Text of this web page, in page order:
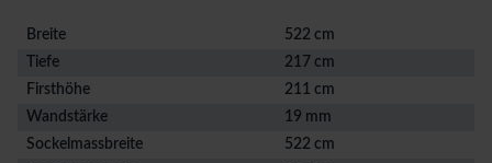
Breite
522 cm
Tiefe
217 cm
Firsthöhe
211 cm
Wandstärke
19 mm
Sockelmassbreite
522 cm